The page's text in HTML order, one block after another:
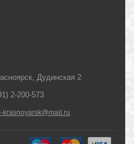
Дудинская 2
2-200-573
krasnoyarsk@mail.ru